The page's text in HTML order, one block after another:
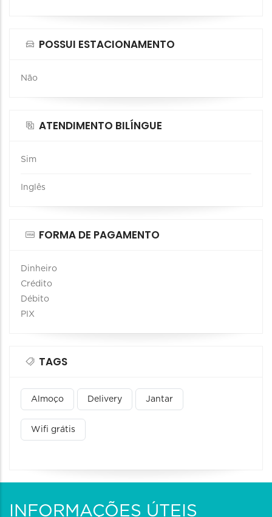
POSSUI ESTACIONAMENTO
Não
ATENDIMENTO BILÍNGUE
Sim
Inglês
FORMA DE PAGAMENTO
Dinheiro
Crédito
Débito
PIX
TAGS
Almoço Delivery Jantar
Wifi grátis
INFORMAÇÕES ÚTEIS